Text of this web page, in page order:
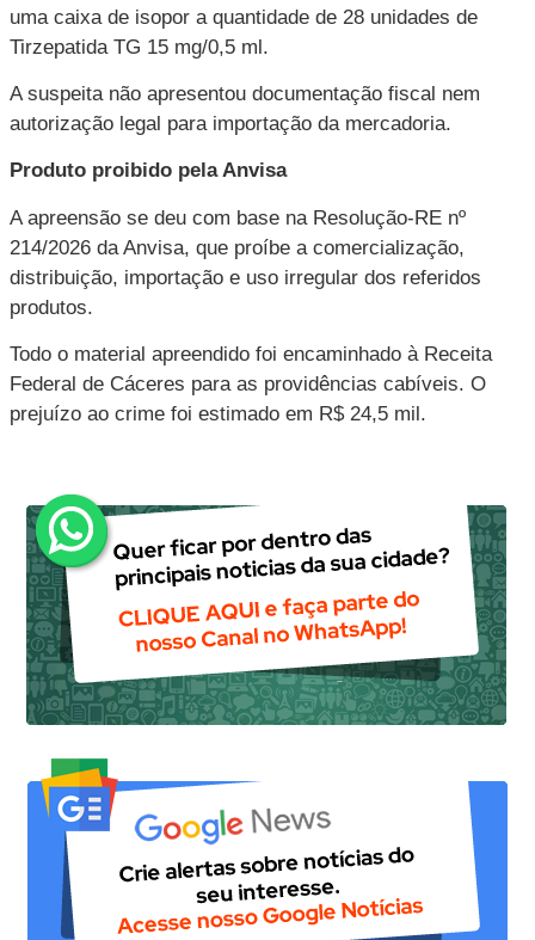
uma caixa de isopor a quantidade de 28 unidades de
Tirzepatida TG 15 mg/0,5 ml.
A suspeita não apresentou documentação fiscal nem
autorização legal para importação da mercadoria.
Produto proibido pela Anvisa
A apreensão se deu com base na Resolução-RE nº
214/2026 da Anvisa, que proíbe a comercialização,
distribuição, importação e uso irregular dos referidos
produtos.
Todo o material apreendido foi encaminhado à Receita
Federal de Cáceres para as providências cabíveis. O
prejuízo ao crime foi estimado em R$ 24,5 mil.